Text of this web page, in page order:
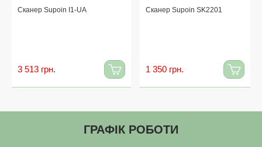
Сканер Supoin I1-UA
3 513 грн.
Сканер Supoin SK2201
1 350 грн.
ГРАФІК РОБОТИ